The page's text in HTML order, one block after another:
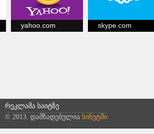
yahoo.com skype.com
რეკლამა საიტზე
© 2013. დამზადებულია სინეტში